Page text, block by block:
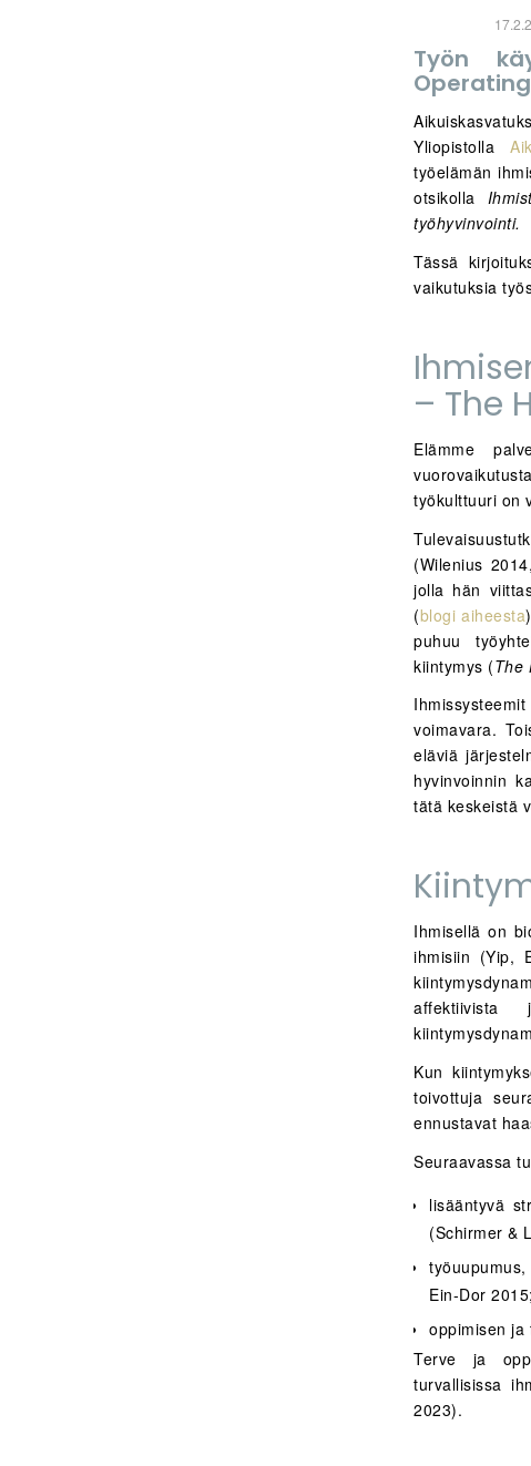
Työn
Yliopistolla
työelämän
otsikolla
työhyvinvointi.
Tässä
vaikutuksia
– The
Elämme
työkulttuuri on
(Wilenius
jolla hän
(blogi aiheesta
puhuu
kiintymys (The
voimavara.
eläviä
hyvinvoinnin
tätä keskeistä
Ihmisellä on
ihmisiin (Yip,
affektiivista
Kun
toivottuja
ennustavat
Seuraavassa
lisääntyvä
(Schirmer &
Ein‐Dor
oppimisen ja
Terve ja
turvallisissa
2023).